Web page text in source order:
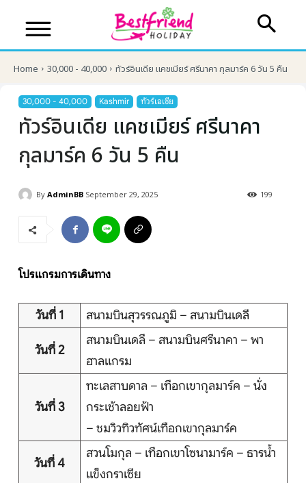
บริษัทเบสเฟรนด์ ฮอลิเดย์
เส้นทางที่ต้องการ
ทัวร์ต่างประเทศ
จัดกรุ๊ปต่างประเทศ
โปรไฟไหม้
Home 30,000 - 40,000 ทัวร์อินเดีย แคชเมียร์ ศรีนาคา กุลมาร์ค 6 วัน 5 คืน
30,000 - 40,000 Kashmir ทัวร์เอเชีย
ทัวร์อินเดีย แคชเมียร์ ศรีนาคา
กุลมาร์ค 6 วัน 5 คืน
By AdminBB September 29, 2025 199
โปรแกรมการเดินทาง
วันที่ 1 สนามบินสุวรรณภูมิ – สนามบินเดลี
วันที่ 2
สนามบินเดลี – สนามบินศรีนาคา – พา
ฮาลแกรม
วันที่ 3
ทะเลสาบดาล – เทือกเขากุลมาร์ค – นั่ง
กระเช้าลอยฟ้า
– ชมวิวทิวทัศน์เทือกเขากุลมาร์ค
วันที่ 4
สวนโมกุล – เทือกเขาโซนามาร์ค – ธารน้ำ
แข็งกราเซีย